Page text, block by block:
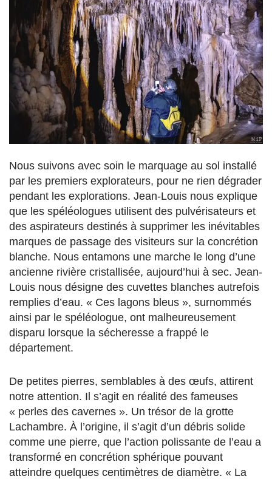
Nous suivons avec soin le marquage au sol installé
par les premiers explorateurs, pour ne rien dégrader
pendant les explorations. Jean-Louis nous explique
que les spéléologues utilisent des pulvérisateurs et
des aspirateurs destinés à supprimer les inévitables
marques de passage des visiteurs sur la concrétion
blanche. Nous entamons une marche le long d’une
ancienne rivière cristallisée, aujourd’hui à sec. Jean-
Louis nous désigne des cuvettes blanches autrefois
remplies d’eau. « Ces lagons bleus », surnommés
ainsi par le spéléologue, ont malheureusement
disparu lorsque la sécheresse a frappé le
département.
De petites pierres, semblables à des œufs, attirent
notre attention. Il s’agit en réalité des fameuses
« perles des cavernes ». Un trésor de la grotte
Lachambre. À l’origine, il s’agit d’un débris solide
comme une pierre, que l’action polissante de l’eau a
transformé en concrétion sphérique pouvant
atteindre quelques centimètres de diamètre. « La